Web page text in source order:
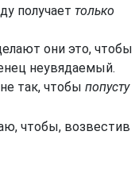
получает только
они это, чтобы
неувядаемый.
так, чтобы попусту
чтобы, возвестив